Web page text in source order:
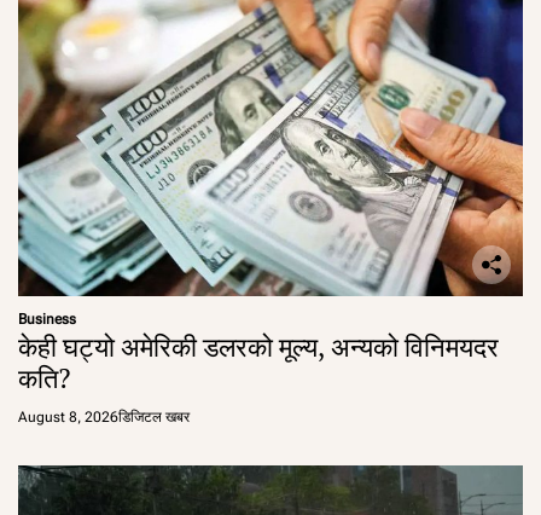
Business
केही घट्यो अमेरिकी डलरको मूल्य, अन्यको विनिमयदर
कति?
August 8, 2026डिजिटल खबर